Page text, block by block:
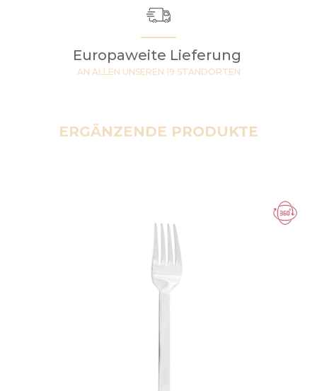
Europaweite Lieferung
AN ALLEN UNSEREN 19 STANDORTEN
ERGÄNZENDE PRODUKTE